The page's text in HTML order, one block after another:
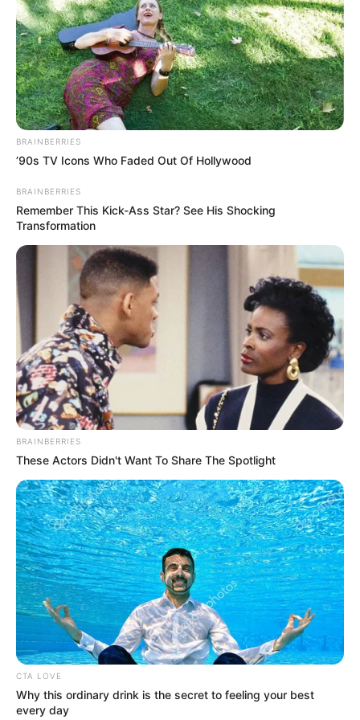
económica también tendrán que asumir loscostos de
patios o parqueadero y también los costos adicionales
por el servicio de grúa.Si desean tener un descuento en
el valor del comparendo pueden realizar un curso
pedagógico sobre normas de tránsito y pagar lo más
rápido posible para no tener que cancelar la totalidad de
la multa.
TEMAS RELACIONADOS
PICO Y PLACA EN BUCARAMANGA
PICO Y PLACA PIEDECUESTA
PICO Y PLACA FLORIDABLANCA
PICO Y PLACA GIRÓN
MANTÉNGASE EN ALERTA
interesan. Para estar bien informado, por
favor, active las notificaciones de Alerta.
ACTIVAR AHORA
TEMAS DESTACADOS
CIERRES VIALES EN BUCARAMANGA
TRANSVERSAL DEL CARARE
FLORIDABLANCA
LLUVIAS EN SANTANDER
CIERRES VIALES EN SANTANDER
BRAINBERRIES
’90s TV Icons Who Faded Out Of Hollywood
BRAINBERRIES
Remember This Kick-Ass Star? See His Shocking
Transformation
BRAINBERRIES
These Actors Didn't Want To Share The Spotlight
CTA LOVE
Why this ordinary drink is the secret to feeling your best
every day